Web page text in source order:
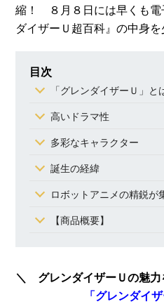
縮！ ８月８日には早くも電
ダイザーＵ超百科』の中身
目次
「グレンダイザーＵ」と
高いドラマ性
多彩なキャラクター
誕生の経緯
ロボットアニメの精鋭が
【商品概要】
＼ グレンダイザーＵの魅
「グレンダイ